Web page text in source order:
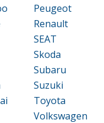
Peugeot
Renault
SEAT
Skoda
Subaru
Suzuki
Toyota
Volkswagen